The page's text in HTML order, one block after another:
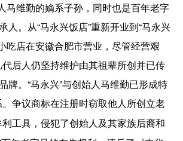
马维勤的嫡系子孙，同时也是百年老字
人。从“马永兴饭店”重新开业到“马永兴
吃店在安徽合肥市营业，尽管经营艰
后人仍坚持维护由其祖辈所创并已传
牌。“马永兴”与创始人马维勤已形成特
争议商标在注册时窃取他人所创立老
工具，侵犯了创始人及其家族后裔和